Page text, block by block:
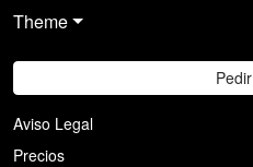
Theme
Aviso Legal
Precios